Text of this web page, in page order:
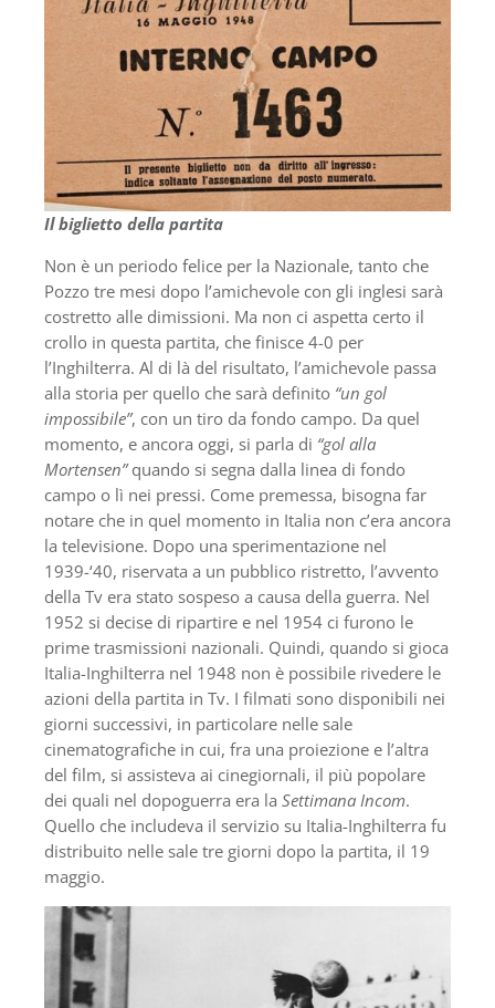
Il biglietto della partita
Non è un periodo felice per la Nazionale, tanto che
Pozzo tre mesi dopo l’amichevole con gli inglesi sarà
costretto alle dimissioni. Ma non ci aspetta certo il
crollo in questa partita, che finisce 4-0 per
l’Inghilterra. Al di là del risultato, l’amichevole passa
alla storia per quello che sarà definito “un gol
impossibile”, con un tiro da fondo campo. Da quel
momento, e ancora oggi, si parla di “gol alla
Mortensen”quando si segna dalla linea di fondo
campo o lì nei pressi. Come premessa, bisogna far
notare che in quel momento in Italia non c’era ancora
la televisione. Dopo una sperimentazione nel
1939-‘40, riservata a un pubblico ristretto, l’avvento
della Tv era stato sospeso a causa della guerra. Nel
1952 si decise di ripartire e nel 1954 ci furono le
prime trasmissioni nazionali. Quindi, quando si gioca
Italia-Inghilterra nel 1948 non è possibile rivedere le
azioni della partita in Tv. I filmati sono disponibili nei
giorni successivi, in particolare nelle sale
cinematografiche in cui, fra una proiezione e l’altra
del film, si assisteva ai cinegiornali, il più popolare
dei quali nel dopoguerra era la Settimana Incom.
Quello che includeva il servizio su Italia-Inghilterra fu
distribuito nelle sale tre giorni dopo la partita, il 19
maggio.